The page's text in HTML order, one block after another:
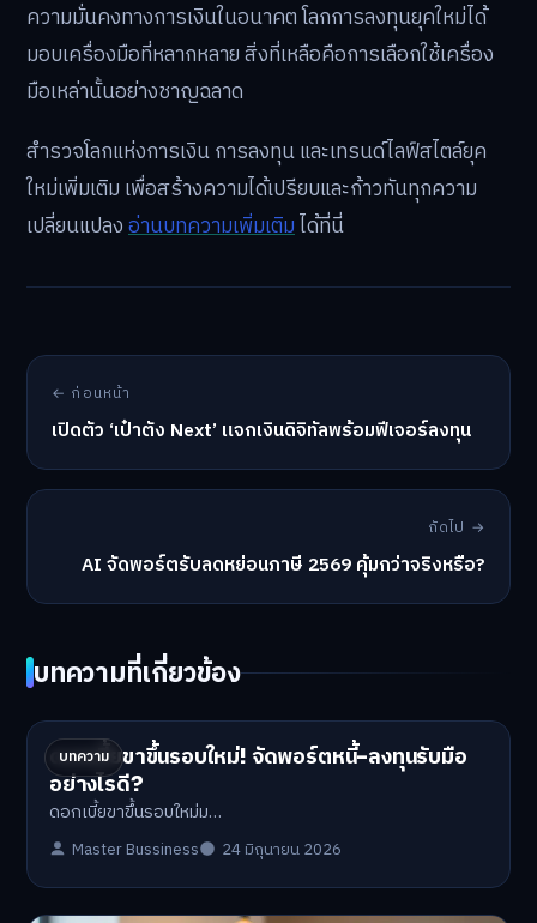
ความมั่นคงทางการเงินในอนาคต โลกการลงทุนยุคใหม่ได้
มอบเครื่องมือที่หลากหลาย สิ่งที่เหลือคือการเลือกใช้เครื่อง
มือเหล่านั้นอย่างชาญฉลาด
สำรวจโลกแห่งการเงิน การลงทุน และเทรนด์ไลฟ์สไตล์ยุค
ใหม่เพิ่มเติม เพื่อสร้างความได้เปรียบและก้าวทันทุกความ
เปลี่ยนแปลงอ่านบทความเพิ่มเติมได้ที่นี่
← ก่อนหน้า
เปิดตัว ‘เป๋าตัง Next’ แจกเงินดิจิทัลพร้อมฟีเจอร์ลงทุน
ถัดไป →
AI จัดพอร์ตรับลดหย่อนภาษี 2569 คุ้มกว่าจริงหรือ?
บทความที่เกี่ยวข้อง
บทความ
ดอกเบี้ยขาขึ้นรอบใหม่! จัดพอร์ตหนี้-ลงทุนรับมือ
อย่างไรดี?
ดอกเบี้ยขาขึ้นรอบใหม่ม…
Master Bussiness 24 มิถุนายน 2026